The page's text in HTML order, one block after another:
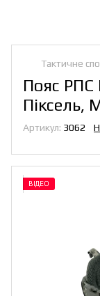
Тактичне
Пояс РПС
Піксель,
Артикул: 3062
ВІДЕО